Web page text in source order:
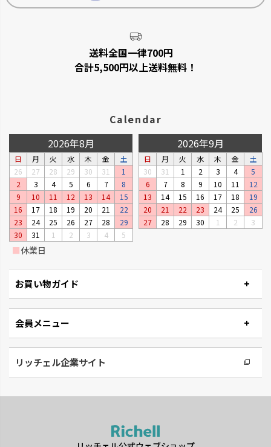
送料全国一律700円
合計5,500円以上送料無料！
Calendar
2026年8月
日 月 火 水 木 金
土
26
27 28 29 30 31
1
2
3 4 5 6 7
8
9
10 11 12 13 14
15
16
17 18 19 20 21
22
23
24 25 26 27 28
29
30
31 1 2 3 4 5
2026年9月
日 月 火 水 木 金
土
30
31 1 2 3 4
5
6
7 8 9 10 11
12
13
14 15 16 17 18
19
20
21 22 23 24 25
26
27
28 29 30 1 2 3
■休業日
お買い物ガイド
会員メニュー
リッチェル企業サイト